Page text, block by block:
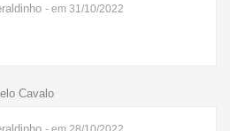
- em 31/10/2022
Cavalo